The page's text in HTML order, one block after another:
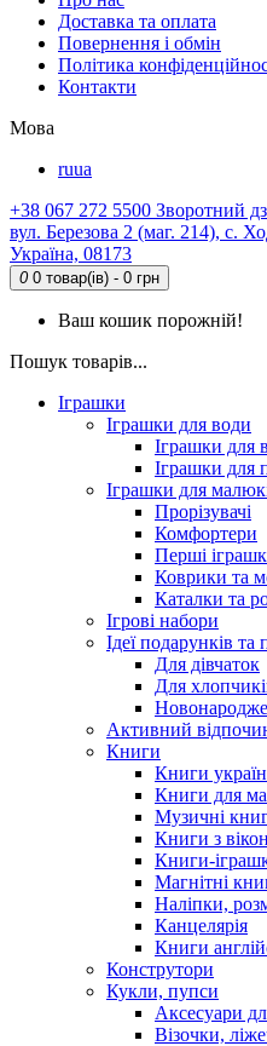
Доставка та оплата
Повернення і обмін
Політика
Контакти
Мова
ruua
+38 067 272 5500 Зворотний
вул. Березова 2 (маг. 214), с.
Україна, 08173
0 0 товар(ів) - 0 грн
Ваш кошик порожній!
Пошук товарів...
Іграшки
Іграшки для води
Іграшки для
Іграшки для
Іграшки для
Прорізувачі
Комфортери
Перші
Коврики та
Каталки та
Ігрові набори
Ідеї ​​подарунків та
Для дівчаток
Для
Активний
Книги
Книги
Книги для
Музичні
Книги з
Книги-
Магнітні
Наліпки,
Канцелярія
Книги
Конструтори
Кукли, пупси
Аксесуари
Візочки,